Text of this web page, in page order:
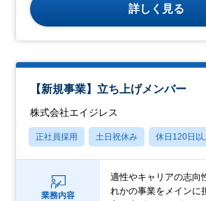
詳しく見る
【新規事業】立ち上げメンバー
株式会社エイジレス
正社員採用 土日祝休み 休日120日以
業務内容
適性やキャリアの志向
れかの事業をメインに